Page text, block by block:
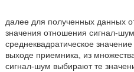
далее для полученных данных
значения отношения сигнал-
среднеквадратическое
выходе приемника, из
сигнал-шум выбирают те